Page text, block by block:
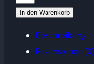
TeeIn den Warenkorb
Beschreibung
Rezensionen (0)